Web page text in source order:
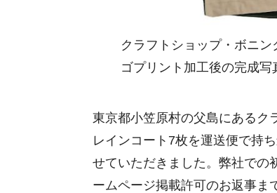
クラフトショップ・ボニ
ゴプリント加工後の完成写
東京都小笠原村の父島にあるク
レインコート7枚を運送便で持
せていただきました。弊社での
ームページ掲載許可のお返事ま